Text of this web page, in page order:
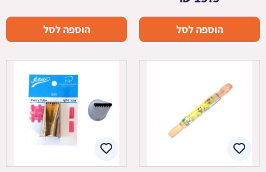
הוספה לסל הוספה לסל